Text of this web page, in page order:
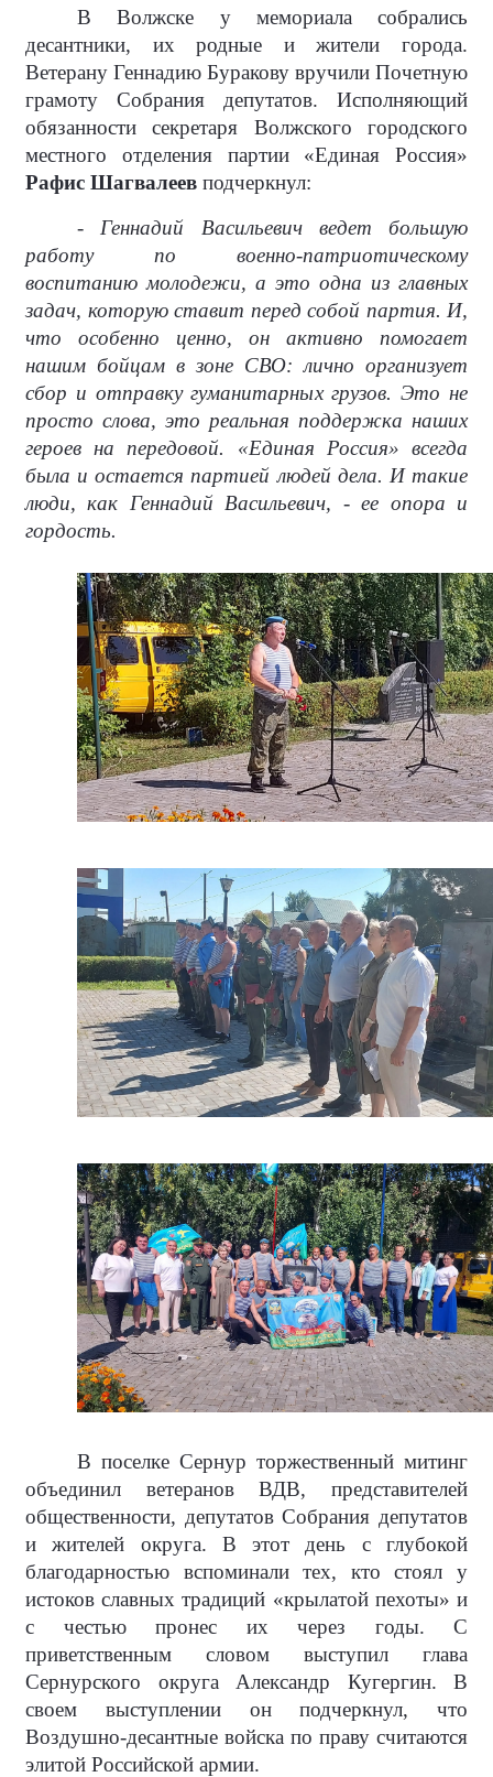
В Волжске у мемориала собрались
десантники, их родные и жители города.
Ветерану Геннадию Буракову вручили Почетную
грамоту Собрания депутатов. Исполняющий
обязанности секретаря Волжского городского
местного отделения партии «Единая Россия»
Рафис Шагвалеев подчеркнул:
- Геннадий Васильевич ведет большую
работу по военно-патриотическому
воспитанию молодежи, а это одна из главных
задач, которую ставит перед собой партия. И,
что особенно ценно, он активно помогает
нашим бойцам в зоне СВО: лично организует
сбор и отправку гуманитарных грузов. Это не
просто слова, это реальная поддержка наших
героев на передовой. «Единая Россия» всегда
была и остается партией людей дела. И такие
люди, как Геннадий Васильевич, - ее опора и
гордость.
В поселке Сернур торжественный митинг
объединил ветеранов ВДВ, представителей
общественности, депутатов Собрания депутатов
и жителей округа. В этот день с глубокой
благодарностью вспоминали тех, кто стоял у
истоков славных традиций «крылатой пехоты» и
с честью пронес их через годы. С
приветственным словом выступил глава
Сернурского округа Александр Кугергин. В
своем выступлении он подчеркнул, что
Воздушно-десантные войска по праву считаются
элитой Российской армии.